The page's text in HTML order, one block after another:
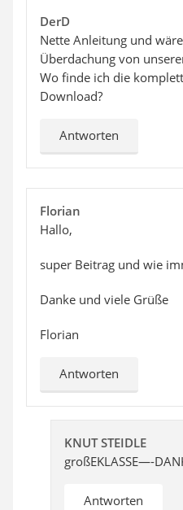
DerD
Nette Anleitung und
Überdachung von
Wo finde ich die
Download?
Antworten
Florian
Hallo,
super Beitrag und wie
Danke und viele Grüße
Florian
Antworten
KNUT STEIDLE
großEKLASSE—-
Antworten